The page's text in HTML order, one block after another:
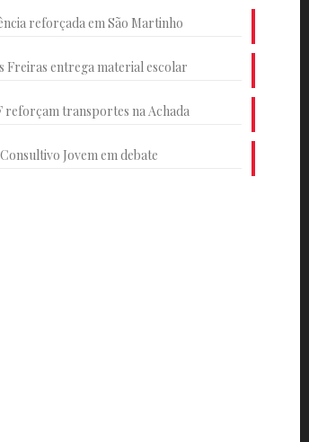
reforçada em São Martinho
Freiras entrega material escolar
reforçam transportes na Achada
Jovem em debate